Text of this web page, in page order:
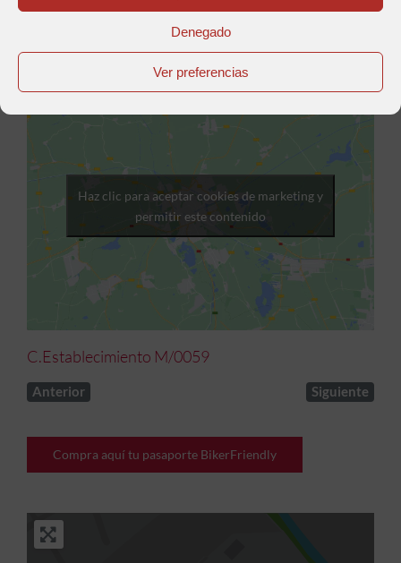
Denegado
Ver preferencias
Haz clic para aceptar cookies de marketing y
permitir este contenido
C.Establecimiento M/0059
Anterior Siguiente
Compra aquí tu pasaporte BikerFriendly